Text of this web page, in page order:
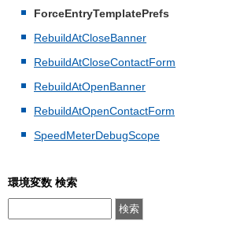
ForceEntryTemplatePrefs
RebuildAtCloseBanner
RebuildAtCloseContactForm
RebuildAtOpenBanner
RebuildAtOpenContactForm
SpeedMeterDebugScope
環境変数 検索